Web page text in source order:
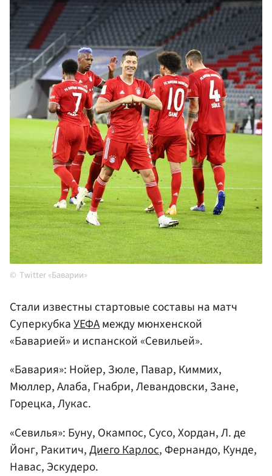
Twitter «Баварии»
Стали известны стартовые составы на матч
СуперкубкаУЕФАмежду мюнхенской
«Баварией» и испанской «Севильей».
«Бавария»: Нойер, Зюле, Павар, Киммих,
Мюллер, Алаба, Гнабри, Левандовски, Зане,
Горецка, Лукас.
«Севилья»: Буну, Окампос, Сусо, Хордан, Л. де
Йонг, Ракитич,Диего Карлос, Фернандо, Кунде,
Навас, Эскудеро.